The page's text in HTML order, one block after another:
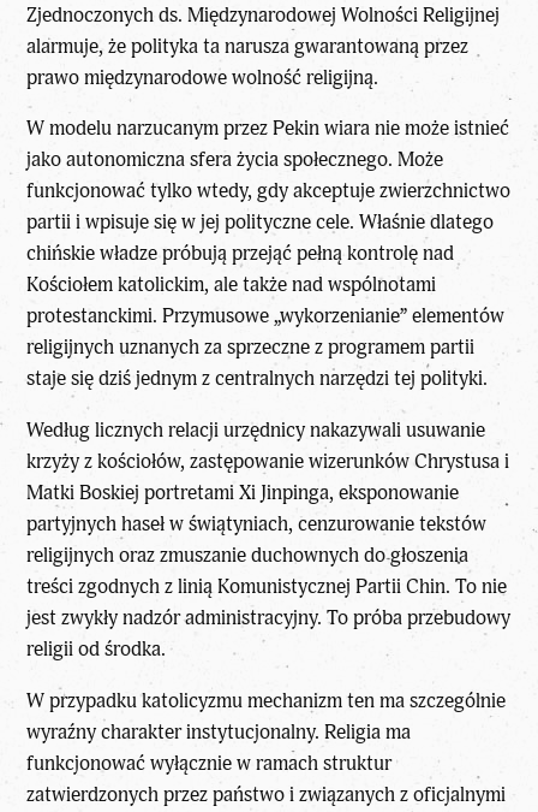
Zjednoczonych ds. Międzynarodowej Wolności Religijnej
alarmuje, że polityka ta narusza gwarantowaną przez
prawo międzynarodowe wolność religijną.
W modelu narzucanym przez Pekin wiara nie może istnieć
jako autonomiczna sfera życia społecznego. Może
funkcjonować tylko wtedy, gdy akceptuje zwierzchnictwo
partii i wpisuje się w jej polityczne cele. Właśnie dlatego
chińskie władze próbują przejąć pełną kontrolę nad
Kościołem katolickim, ale także nad wspólnotami
protestanckimi. Przymusowe „wykorzenianie” elementów
religijnych uznanych za sprzeczne z programem partii
staje się dziś jednym z centralnych narzędzi tej polityki.
Według licznych relacji urzędnicy nakazywali usuwanie
krzyży z kościołów, zastępowanie wizerunków Chrystusa i
Matki Boskiej portretami Xi Jinpinga, eksponowanie
partyjnych haseł w świątyniach, cenzurowanie tekstów
religijnych oraz zmuszanie duchownych do głoszenia
treści zgodnych z linią Komunistycznej Partii Chin. To nie
jest zwykły nadzór administracyjny. To próba przebudowy
religii od środka.
W przypadku katolicyzmu mechanizm ten ma szczególnie
wyraźny charakter instytucjonalny. Religia ma
funkcjonować wyłącznie w ramach struktur
zatwierdzonych przez państwo i związanych z oficjalnymi